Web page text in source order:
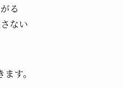
る
ない
す。